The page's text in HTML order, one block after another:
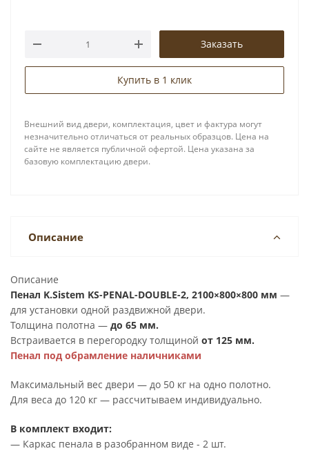
Заказать
Купить в 1 клик
Внешний вид двери, комплектация, цвет и фактура могут
незначительно отличаться от реальных образцов. Цена на
сайте не является публичной офертой. Цена указана за
базовую комплектацию двери.
Описание
Описание
Пенал K.Sistem KS-PENAL-DOUBLE-2, 2100×800×800 мм —
для установки одной раздвижной двери.
Толщина полотна — до 65 мм.
Встраивается в перегородку толщиной от 125 мм.
Пенал под обрамление наличниками
Максимальный вес двери — до 50 кг на одно полотно.
Для веса до 120 кг — рассчитываем индивидуально.
В комплект входит:
— Каркас пенала в разобранном виде - 2 шт.